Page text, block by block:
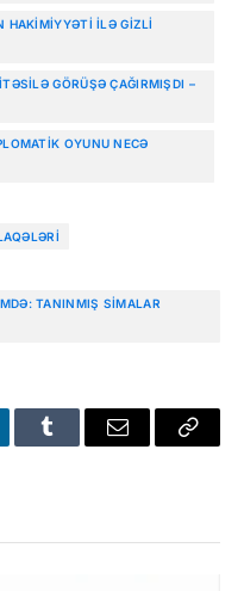
HAKIMIYYƏTI ILƏ GIZLI
GÖRÜŞƏ ÇAĞIRMIŞDI –
OYUNU NECƏ
TANINMIŞ SIMALAR
Tumblr Email
Copy